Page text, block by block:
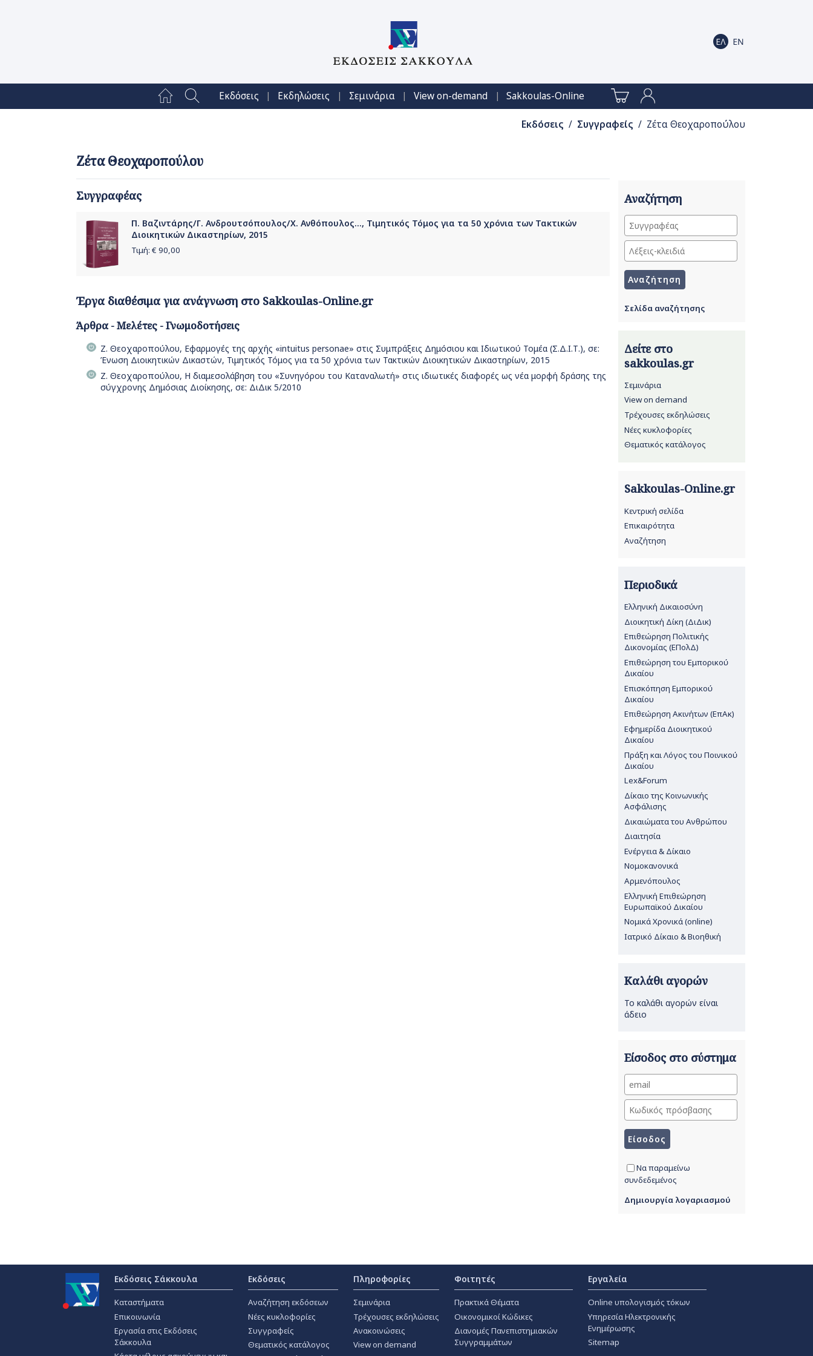
Εκδόσεις | Εκδηλώσεις | Σεμινάρια | View on-demand | Sakkoulas-Online
Εκδόσεις / Συγγραφείς / Ζέτα Θεοχαροπούλου
Ζέτα Θεοχαροπούλου
Συγγραφέας
Π. Βαζιντάρης/Γ. Ανδρουτσόπουλος/Χ. Ανθόπουλος..., Τιμητικός Τόμος για τα 50 χρόνια των Τακτικών
Διοικητικών Δικαστηρίων, 2015
Τιμή: € 90,00
Έργα διαθέσιμα για ανάγνωση στο Sakkoulas-Online.gr
Άρθρα - Μελέτες - Γνωμοδοτήσεις
Ζ. Θεοχαροπούλου, Εφαρμογές της αρχής «intuitus personae» στις Συμπράξεις Δημόσιου και Ιδιωτικού Τομέα (Σ.Δ.Ι.Τ.), σε:
Ένωση Διοικητικών Δικαστών, Τιμητικός Τόμος για τα 50 χρόνια των Τακτικών Διοικητικών Δικαστηρίων, 2015
Ζ. Θεοχαροπούλου, Η διαμεσολάβηση του «Συνηγόρου του Καταναλωτή» στις ιδιωτικές διαφορές ως νέα μορφή δράσης της
σύγχρονης Δημόσιας Διοίκησης, σε: ΔιΔικ 5/2010
Αναζήτηση
Σελίδα αναζήτησης
Δείτε στο
sakkoulas.gr
Σεμινάρια
View on demand
Τρέχουσες εκδηλώσεις
Νέες κυκλοφορίες
Θεματικός κατάλογος
Sakkoulas-Online.gr
Κεντρική σελίδα
Επικαιρότητα
Αναζήτηση
Περιοδικά
Ελληνική Δικαιοσύνη
Διοικητική Δίκη (ΔιΔικ)
Επιθεώρηση Πολιτικής
Δικονομίας (ΕΠολΔ)
Επιθεώρηση του Εμπορικού
Δικαίου
Επισκόπηση Εμπορικού
Δικαίου
Επιθεώρηση Ακινήτων (ΕπΑκ)
Εφημερίδα Διοικητικού
Δικαίου
Πράξη και Λόγος του Ποινικού
Δικαίου
Lex&Forum
Δίκαιο της Κοινωνικής
Ασφάλισης
Δικαιώματα του Ανθρώπου
Διαιτησία
Ενέργεια & Δίκαιο
Νομοκανονικά
Αρμενόπουλος
Ελληνική Επιθεώρηση
Ευρωπαϊκού Δικαίου
Νομικά Χρονικά (online)
Ιατρικό Δίκαιο & Βιοηθική
Καλάθι αγορών
Το καλάθι αγορών είναι
άδειο
Είσοδος στο σύστημα
Να παραμείνω
συνδεδεμένος
Δημιουργία λογαριασμού
Εκδόσεις Σάκκουλα
Καταστήματα
Επικοινωνία
Εργασία στις Εκδόσεις
Σάκκουλα
Εκδόσεις
Αναζήτηση εκδόσεων
Νέες κυκλοφορίες
Συγγραφείς
Θεματικός κατάλογος
Πληροφορίες
Σεμινάρια
Τρέχουσες εκδηλώσεις
Ανακοινώσεις
View on demand
Φοιτητές
Πρακτικά Θέματα
Οικονομικοί Κώδικες
Διανομές Πανεπιστημιακών
Συγγραμμάτων
Εργαλεία
Online υπολογισμός τόκων
Υπηρεσία Ηλεκτρονικής
Ενημέρωσης
Sitemap